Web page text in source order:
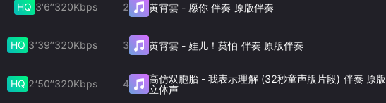
HQ 3‘6’‘320Kbps
HQ 3‘39’‘320Kbps
HQ 2‘50’‘320Kbps
2 黄霄雲- 愿你 伴奏 原版伴奏
3 黄霄雲-娃儿！莫怕 伴奏 原版伴奏
4 高仿双胞胎 -我表示理解 (32秒童声版片段) 伴奏 原版
立体声